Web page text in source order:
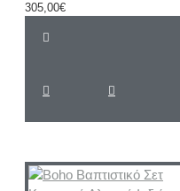
305,00€